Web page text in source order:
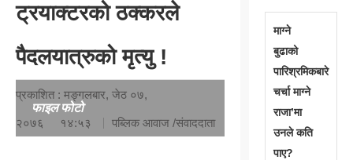
ट्रयाक्टरको ठक्करले
पैदलयात्रुको मृत्यु !
प्रकाशित : मङ्गलबार, जेठ ०७,
२०७६ १४:५३ पब्लिक आवाज /संवाददाता
फाइल फोटो
माग्ने
बुढाको
पारिश्रमिकबारे
चर्चा माग्ने
राजा’मा
उनले कति
पाए?